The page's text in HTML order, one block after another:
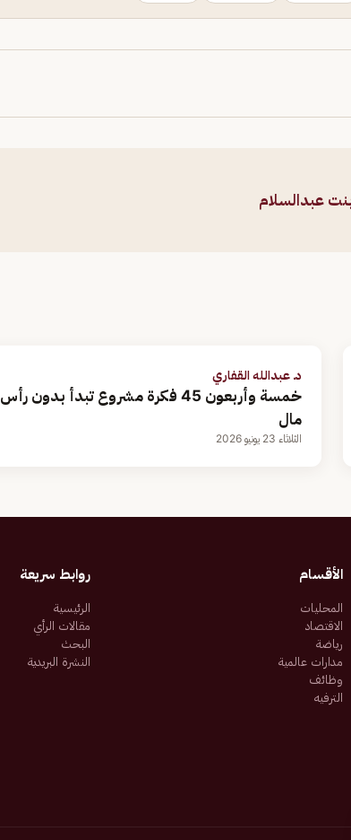
عبدالسلام
د. عبدالله القفاري
خمسة وأربعون 45 فكرة مشروع تبدأ بدون رأس
مال
الثلاثاء 23 يونيو 2026
الأقسام
المحليات
الاقتصاد
رياضة
مدارات عالمية
وظائف
الترفيه
روابط سريعة
الرئيسية
مقالات الرأي
البحث
النشرة البريدية